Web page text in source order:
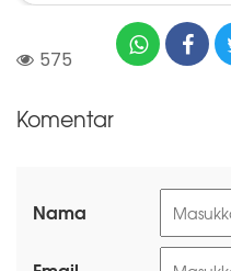
575
Komentar
Nama